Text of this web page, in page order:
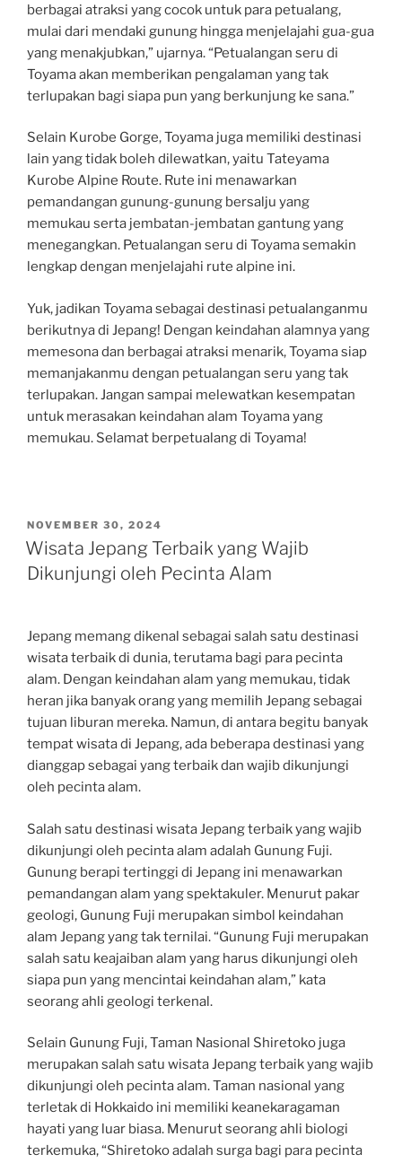
berbagai atraksi yang cocok untuk para petualang,
mulai dari mendaki gunung hingga menjelajahi gua-gua
yang menakjubkan,” ujarnya. “Petualangan seru di
Toyama akan memberikan pengalaman yang tak
terlupakan bagi siapa pun yang berkunjung ke sana.”
Selain Kurobe Gorge, Toyama juga memiliki destinasi
lain yang tidak boleh dilewatkan, yaitu Tateyama
Kurobe Alpine Route. Rute ini menawarkan
pemandangan gunung-gunung bersalju yang
memukau serta jembatan-jembatan gantung yang
menegangkan. Petualangan seru di Toyama semakin
lengkap dengan menjelajahi rute alpine ini.
Yuk, jadikan Toyama sebagai destinasi petualanganmu
berikutnya di Jepang! Dengan keindahan alamnya yang
memesona dan berbagai atraksi menarik, Toyama siap
memanjakanmu dengan petualangan seru yang tak
terlupakan. Jangan sampai melewatkan kesempatan
untuk merasakan keindahan alam Toyama yang
memukau. Selamat berpetualang di Toyama!
POSTED
ON
NOVEMBER 30, 2024
Wisata Jepang Terbaik yang Wajib
Dikunjungi oleh Pecinta Alam
Jepang memang dikenal sebagai salah satu destinasi
wisata terbaik di dunia, terutama bagi para pecinta
alam. Dengan keindahan alam yang memukau, tidak
heran jika banyak orang yang memilih Jepang sebagai
tujuan liburan mereka. Namun, di antara begitu banyak
tempat wisata di Jepang, ada beberapa destinasi yang
dianggap sebagai yang terbaik dan wajib dikunjungi
oleh pecinta alam.
Salah satu destinasi wisata Jepang terbaik yang wajib
dikunjungi oleh pecinta alam adalah Gunung Fuji.
Gunung berapi tertinggi di Jepang ini menawarkan
pemandangan alam yang spektakuler. Menurut pakar
geologi, Gunung Fuji merupakan simbol keindahan
alam Jepang yang tak ternilai. “Gunung Fuji merupakan
salah satu keajaiban alam yang harus dikunjungi oleh
siapa pun yang mencintai keindahan alam,” kata
seorang ahli geologi terkenal.
Selain Gunung Fuji, Taman Nasional Shiretoko juga
merupakan salah satu wisata Jepang terbaik yang wajib
dikunjungi oleh pecinta alam. Taman nasional yang
terletak di Hokkaido ini memiliki keanekaragaman
hayati yang luar biasa. Menurut seorang ahli biologi
terkemuka, “Shiretoko adalah surga bagi para pecinta